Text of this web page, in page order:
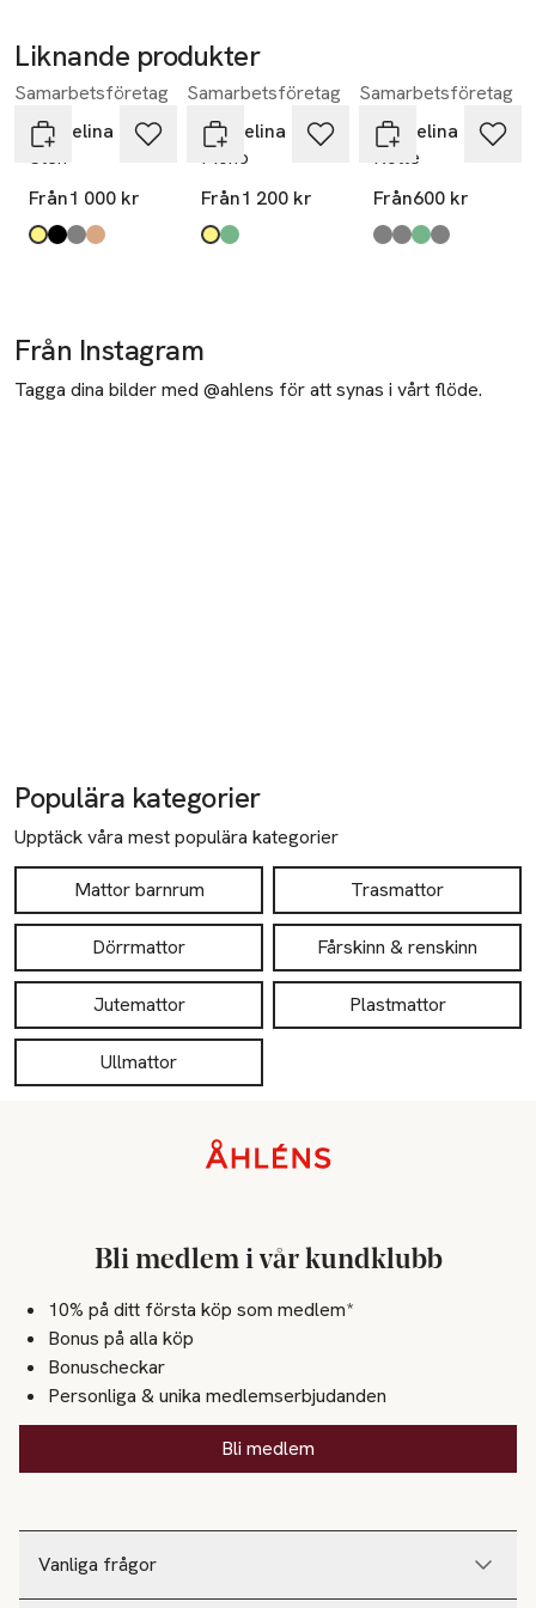
Liknande produkter
Hoppa över bildspelet
Samarbetsföretag
Pappelina
Sten
Från1 000 kr
Produkten finns i färgerna:
ochre,
black,
warm grey
light nougat
Samarbetsföretag
Pappelina
Mono
Från1 200 kr
Produkten finns i färgerna:
gul,
grön
Samarbetsföretag
Pappelina
Kotte
Från600 kr
Produkten finns i
linen,
charcoal,
army,
fossil grey
Från Instagram
Tagga dina bilder med @ahlens för att synas i vårt flöde.
Populära kategorier
Upptäck våra mest populära kategorier
Mattor barnrum Trasmattor
Dörrmattor Fårskinn & renskinn
Jutemattor Plastmattor
Ullmattor
Vanliga frågor
Bli medlem i vår kundklubb
10% på ditt första köp som medlem*
Bonus på alla köp
Bonuscheckar
Personliga & unika medlemserbjudanden
Bli medlem